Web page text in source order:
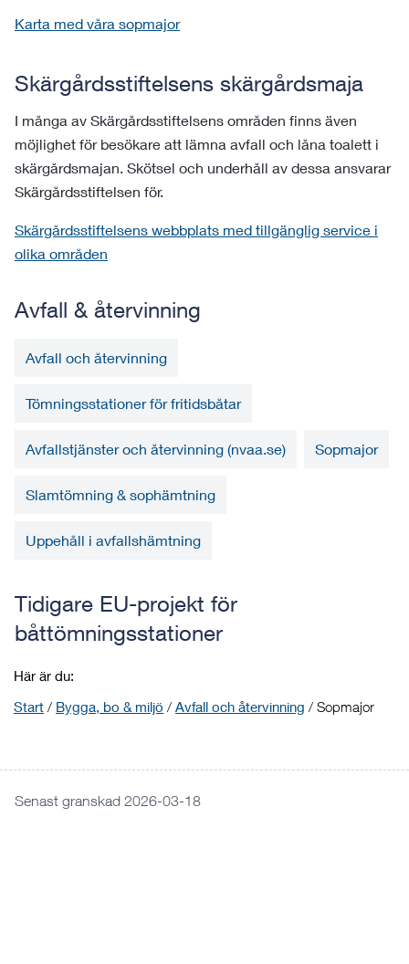
Karta med våra sopmajor
Skärgårdsstiftelsens skärgårdsmaja
I många av Skärgårdsstiftelsens områden finns även
möjlighet för besökare att lämna avfall och låna toalett i
skärgårdsmajan. Skötsel och underhåll av dessa ansvarar
Skärgårdsstiftelsen för.
Skärgårdsstiftelsens webbplats med tillgänglig service i
olika områden
Avfall & återvinning
Avfall och återvinning
Tömningsstationer för fritidsbåtar
Avfallstjänster och återvinning (nvaa.se) Sopmajor
Slamtömning & sophämtning
Uppehåll i avfallshämtning
Tidigare EU-projekt för
båttömningsstationer
Här är du:
Start / Bygga, bo & miljö / Avfall och återvinning / Sopmajor
Senast granskad 2026-03-18